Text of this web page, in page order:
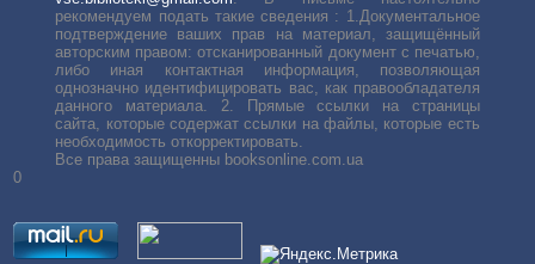
рекомендуем подать такие сведения : 1.Документальное
подтверждение ваших прав на материал, защищённый
авторским правом: отсканированный документ с печатью,
либо иная контактная информация, позволяющая
однозначно идентифицировать вас, как правообладателя
данного материала. 2. Прямые ссылки на страницы
сайта, которые содержат ссылки на файлы, которые есть
необходимость откорректировать.
Все права защищенны booksonline.com.ua
0